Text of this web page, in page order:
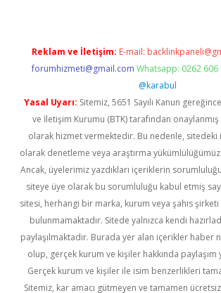
Reklam ve İletişim: E-mail:
forumhizmeti@gmail.com Whatsapp: 0262 606
@karabul
Yasal Uyarı: Sitemiz, 5651 Sayılı Kanun
ve İletişim Kurumu (BTK) tarafından onaylanmış
olarak hizmet vermektedir. Bu nedenle,
olarak denetleme veya araştırma
Ancak, üyelerimiz yazdıkları içeriklerin
siteye üye olarak bu sorumluluğu kabul etmiş
sitesi, herhangi bir marka, kurum veya şahıs şirketi
bulunmamaktadır. Sitede yalnızca kendi
paylaşılmaktadır. Burada yer alan içerikler haber
olup, gerçek kurum ve kişiler hakkında paylaşım
Gerçek kurum ve kişiler ile isim benzerlikleri
Sitemiz, kar amacı gütmeyen ve tamamen